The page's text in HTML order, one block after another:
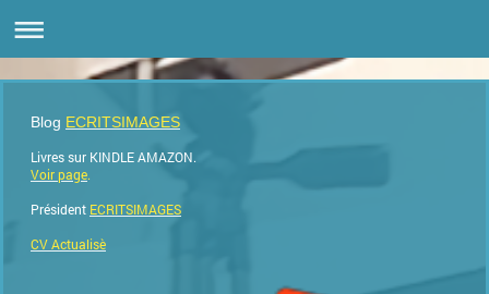
Blog ECRITSIMAGES
Livres sur KINDLE AMAZON.
Voir page.
Président ECRITSIMAGES
CV Actualisè